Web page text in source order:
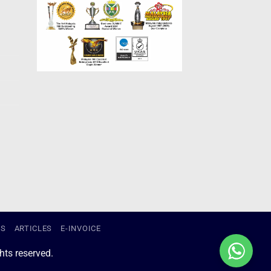
ARTICLES E-INVOICE
reserved.